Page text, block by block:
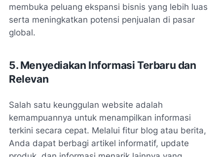
membuka peluang ekspansi bisnis yang lebih luas
serta meningkatkan potensi penjualan di pasar
global.
5. Menyediakan Informasi Terbaru dan
Relevan
Salah satu keunggulan website adalah
kemampuannya untuk menampilkan informasi
terkini secara cepat. Melalui fitur blog atau berita,
Anda dapat berbagi artikel informatif, update